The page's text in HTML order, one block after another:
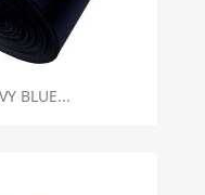
BLUE...